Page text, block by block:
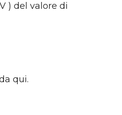
) del valore di
qui.